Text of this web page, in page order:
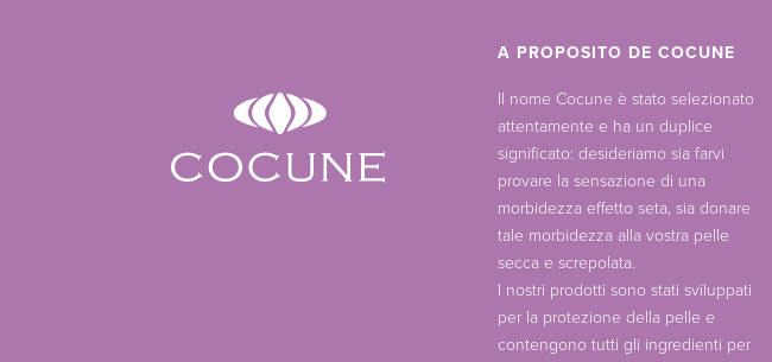
A PROPOSITO DE COCUNE
Il nome Cocune è stato selezionato
attentamente e ha un duplice
significato: desideriamo sia farvi
provare la sensazione di una
morbidezza effetto seta, sia donare
tale morbidezza alla vostra pelle
secca e screpolata.
I nostri prodotti sono stati sviluppati
per la protezione della pelle e
contengono tutti gli ingredienti per